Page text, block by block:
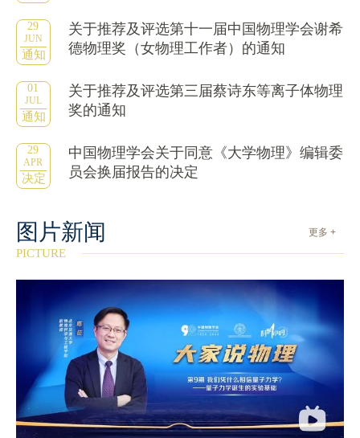
29
JUN
通知
关于推荐及评选第十一届中国物理学会谢希
德物理奖（女物理工作者）的通知
01
JUL
通知
关于推荐及评选第三届蔡诗东等离子体物理
奖的通知
29
APR
决定
中国物理学会关于同意《大学物理》编辑委
员会换届报告的决定
更多 +
图片新闻
PICTURE